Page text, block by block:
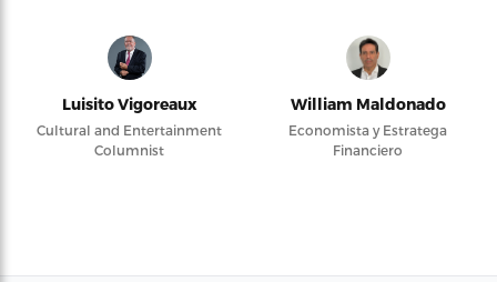
Luisito Vigoreaux
Cultural and Entertainment
Columnist
William Maldonado
Economista y Estratega
Financiero